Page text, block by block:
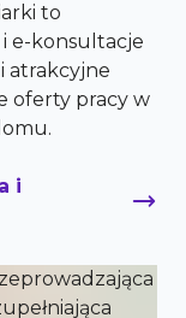
to
i e-konsultacje
atrakcyjne
oferty pracy w
i